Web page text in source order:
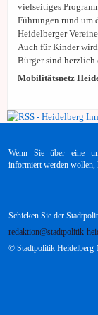
vielseitiges
Führungen rund um
Heidelberger
Auch für Kinder
Bürger sind herzlich
Mobilitätsnetz
Wenn Sie über eine
informiert werden wollen,
Schicken Sie der
redaktion@stadtpolitik-
© Stadtpolitik Heidelberg